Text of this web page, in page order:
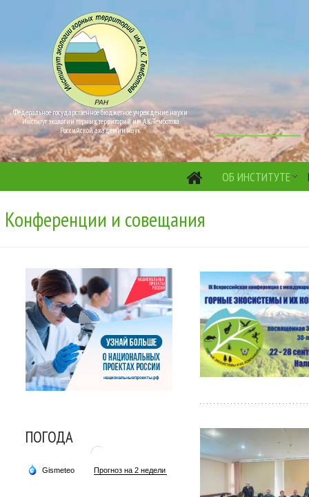
Федеральное государственное бюджетное учреждение науки
Институт экологии горных территорий им. А.К. Темботова
Российской академии наук
ОБ ИНСТИТУТЕ
Конференции и совещания
ПОГОДА